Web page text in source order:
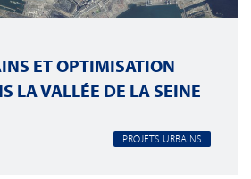
ET OPTIMISATION
LA VALLÉE DE LA SEINE
PROJETS URBAINS